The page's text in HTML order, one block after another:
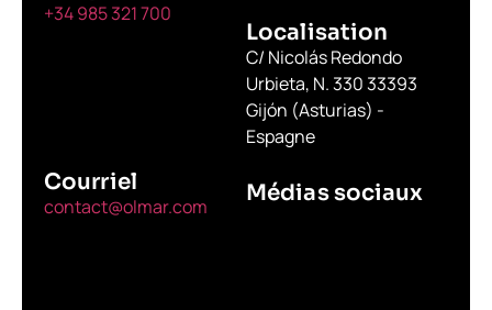
+34 985 321 700
Localisation
C/ Nicolás Redondo
Urbieta, N. 330 33393
Gijón (Asturias) -
Espagne
Courriel
contact@olmar.com Médias sociaux